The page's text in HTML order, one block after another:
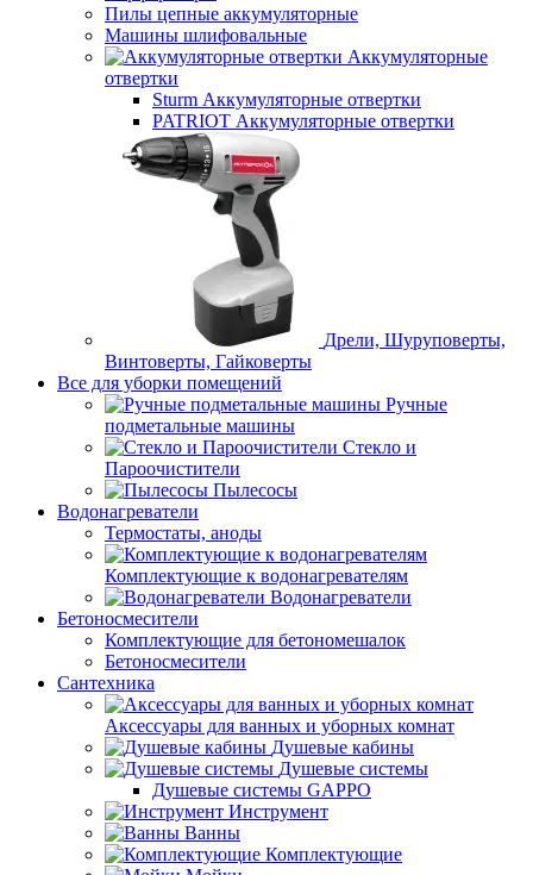
Пилы цепные аккумуляторные
Машины шлифовальные
Аккумуляторные
отвертки
Sturm Аккумуляторные отвертки
PATRIOT Аккумуляторные отвертки
Дрели, Шуруповерты,
Винтоверты, Гайковерты
Все для уборки помещений
Ручные
подметальные машины
Стекло и
Пароочистители
Пылесосы
Водонагреватели
Термостаты, аноды
Комплектующие к водонагревателям
Водонагреватели
Бетоносмесители
Комплектующие для бетономешалок
Бетоносмесители
Сантехника
Аксессуары для ванных и уборных комнат
Душевые кабины
Душевые системы
Душевые системы GAPPO
Инструмент
Ванны
Комплектующие